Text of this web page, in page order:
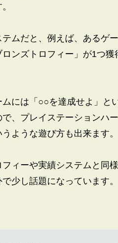
ムだと、例えば、あるゲ
ンズトロフィー」が1つ
には「○○を達成せよ」と
で、プレイステーションハ
ような遊び方も出来ます。
ィーや実績システムと同
少し話題になっています。